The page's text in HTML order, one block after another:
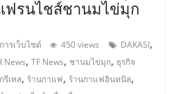
ฟรนไชส์ชานมไข่มุก
ารเว็บไซต์ 450 views DAKASI,
News,TF News, ชานมไข่มุก, ธุรกิจ
รีเทล, ร้านกาแฟ, ร้านกาแฟอินทนิล,